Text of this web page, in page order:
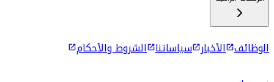
الوظائف الأخبار سياساتنا الشروط والأحكام